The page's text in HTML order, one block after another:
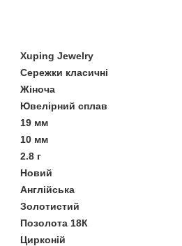
Xuping Jewelry
Сережки класичні
Жіноча
Ювелірний сплав
19 мм
10 мм
2.8 г
Новий
Англійська
Золотистий
Позолота 18К
Цирконій